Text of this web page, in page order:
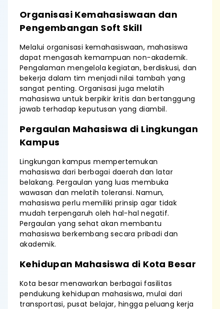
Organisasi Kemahasiswaan dan
Pengembangan Soft Skill
Melalui organisasi kemahasiswaan, mahasiswa
dapat mengasah kemampuan non-akademik.
Pengalaman mengelola kegiatan, berdiskusi, dan
bekerja dalam tim menjadi nilai tambah yang
sangat penting. Organisasi juga melatih
mahasiswa untuk berpikir kritis dan bertanggung
jawab terhadap keputusan yang diambil.
Pergaulan Mahasiswa di Lingkungan
Kampus
Lingkungan kampus mempertemukan
mahasiswa dari berbagai daerah dan latar
belakang. Pergaulan yang luas membuka
wawasan dan melatih toleransi. Namun,
mahasiswa perlu memiliki prinsip agar tidak
mudah terpengaruh oleh hal-hal negatif.
Pergaulan yang sehat akan membantu
mahasiswa berkembang secara pribadi dan
akademik.
Kehidupan Mahasiswa di Kota Besar
Kota besar menawarkan berbagai fasilitas
pendukung kehidupan mahasiswa, mulai dari
transportasi, pusat belajar, hingga peluang kerja